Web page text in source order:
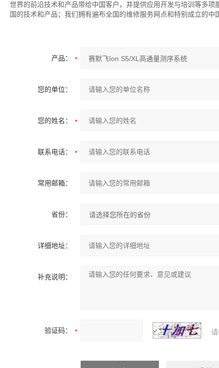
世界的前沿技术和产品带给中国客户，并提供应用开发与培训等多
国的技术和产品；我们拥有遍布全国的维修服务网点和特别成立的
产品：
您的单位：
您的姓名：
联系电话：
常用邮箱：
省份：
详细地址：
补充说明：
验证码：